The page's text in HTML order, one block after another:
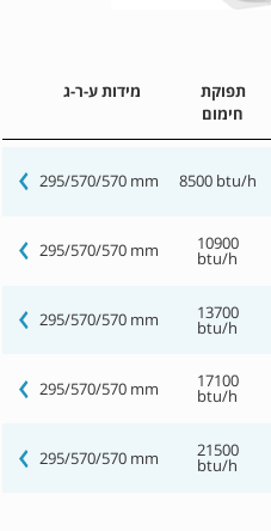
תפוקת
חימום
מידות ע-ר-ג
8500 btu/h
295/570/570 mm
10900
btu/h
295/570/570 mm
13700
btu/h
295/570/570 mm
17100
btu/h
295/570/570 mm
21500
btu/h
295/570/570 mm